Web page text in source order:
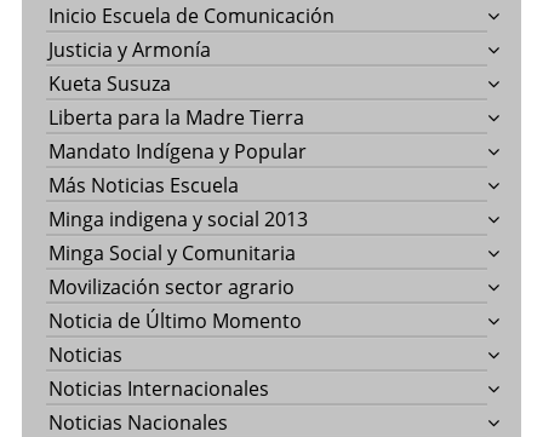
Inicio Escuela de Comunicación
Justicia y Armonía
Kueta Susuza
Liberta para la Madre Tierra
Mandato Indígena y Popular
Más Noticias Escuela
Minga indigena y social 2013
Minga Social y Comunitaria
Movilización sector agrario
Noticia de Último Momento
Noticias
Noticias Internacionales
Noticias Nacionales